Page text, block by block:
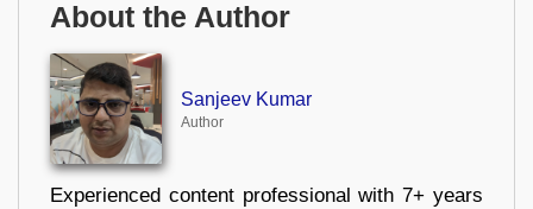
About the Author
Sanjeev Kumar
Author
Experienced content professional with 7+ years